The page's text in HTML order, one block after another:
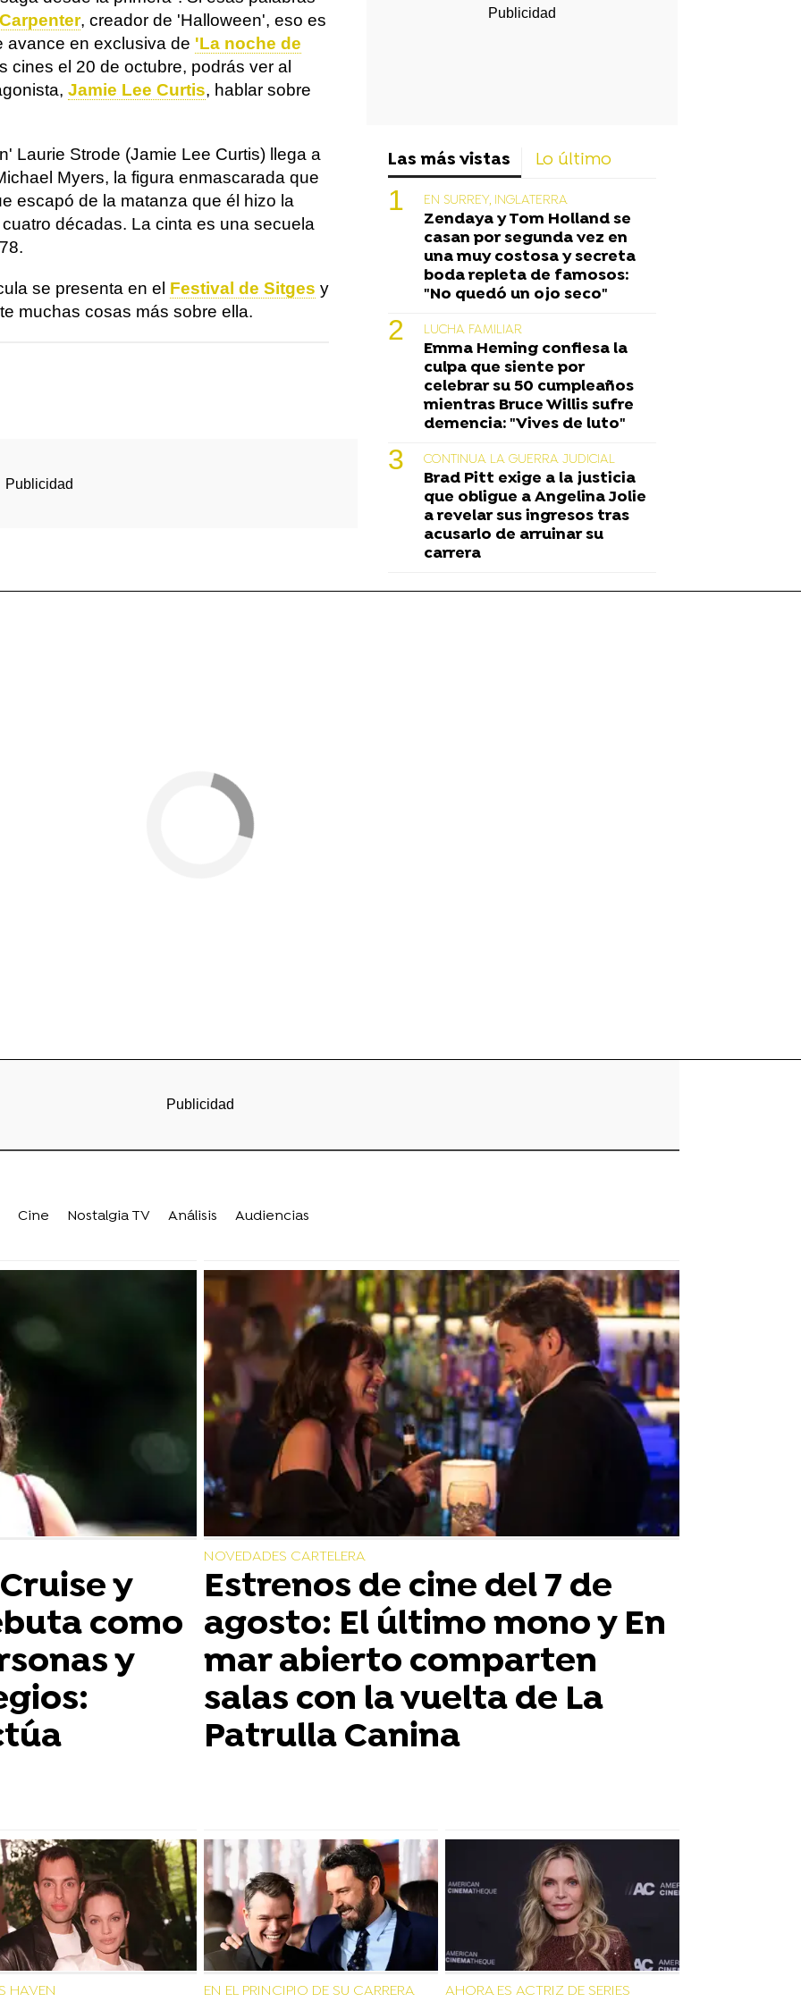
, creador de 'Halloween', eso es
avance en exclusiva de 'La noche de
cines el 20 de octubre, podrás ver al
Jamie Lee Curtis, hablar sobre
Laurie Strode (Jamie Lee Curtis) llega a
Myers, la figura enmascarada que
escapó de la matanza que él hizo la
décadas. La cinta es una secuela
se presenta en el Festival de Sitges y
muchas cosas más sobre ella.
Las más vistas Lo último
EN SURREY, INGLATERRA
Zendaya y Tom Holland se
casan por segunda vez en
una muy costosa y secreta
boda repleta de famosos:
"No quedó un ojo seco"
LUCHA FAMILIAR
Emma Heming confiesa la
culpa que siente por
celebrar su 50 cumpleaños
mientras Bruce Willis sufre
demencia: "Vives de luto"
CONTINUA LA GUERRA JUDICIAL
Brad Pitt exige a la justicia
que obligue a Angelina Jolie
a revelar sus ingresos tras
acusarlo de arruinar su
carrera
Cine Nostalgia TV Análisis Audiencias
y
como
y
NOVEDADES CARTELERA
Estrenos de cine del 7 de
agosto: El último mono y En
mar abierto comparten
salas con la vuelta de La
Patrulla Canina
HAVEN EN EL PRINCIPIO DE SU CARRERA AHORA ES ACTRIZ DE SERIES